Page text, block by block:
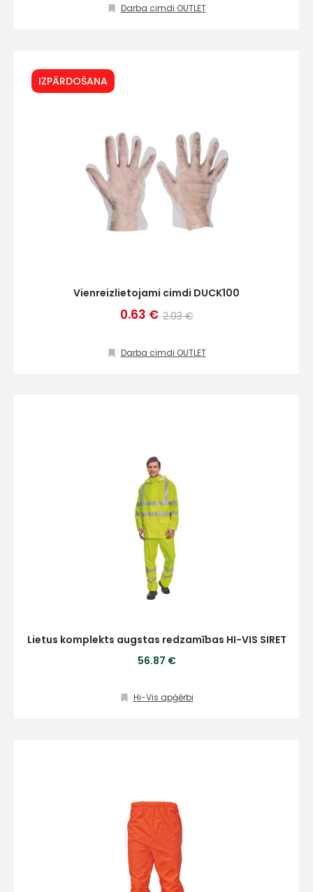
Darba cimdi OUTLET
IZPĀRDOŠANA
Vienreizlietojami cimdi DUCK100
0.63 € 2.03 €
Darba cimdi OUTLET
Lietus komplekts augstas redzamības HI-VIS SIRET
56.87 €
Hi-Vis apģērbi